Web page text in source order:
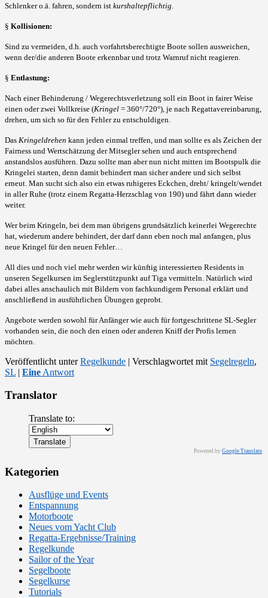
Schlenker o.ä. fahren, sondern ist kurshaltepflichtig
§ Kollisionen:
Sind zu vermeiden, d.h. auch vorfahrtsberechtigte Boote sollen ausweichen,
wenn der/die anderen Boote erkennbar und trotz Warnruf nicht reagieren.
§ Entlastung:
Nach einer Behinderung / Wegerechtsverletzung soll ein Boot in fairer Weise
einen oder zwei Vollkreise (Kringel = 360°/720°), je nach Regattavereinbarung,
drehen, um sich so für den Fehler zu entschuldigen.
Das Kringeldrehen kann jeden einmal treffen, und man sollte es als Zeichen der
Fairness und Wertschätzung der Mitsegler sehen und auch entsprechend
anstandslos ausführen. Dazu sollte man aber nun nicht mitten im Bootspulk die
Kringelei starten, denn damit behindert man sicher andere und sich selbst
erneut. Man sucht sich also ein etwas ruhigeres Eckchen, dreht/ kringelt/wendet
in aller Ruhe (trotz einem Regatta-Herzschlag von 190) und fährt dann wieder
weiter.
Wer beim Kringeln, bei dem man übrigens grundsätzlich keinerlei Wegerechte
hat, wiederum andere behindert, der darf dann eben noch mal anfangen, plus
neue Kringel für den neuen Fehler…
All dies und noch viel mehr werden wir künftig interessierten Residents in
unseren Segelkursen im Seglerstützpunkt auf Tiga vermitteln. Natürlich wird
dabei alles anschaulich mit Bildern von fachkundigem Personal erklärt und
anschließend in ausführlichen Übungen geprobt.
Angebote werden sowohl für Anfänger wie auch für fortgeschrittene SL-Segler
vorhanden sein, die noch den einen oder anderen Kniff der Profis lernen
möchten.
Veröffentlicht unter Regelkunde | Verschlagwortet mit Segelregeln,
SL | Eine Antwort
Translator
Translate to:
Powered by Google Translate.
Kategorien
Ausflüge und Events
Entspannung
Motorboote
Neues vom Yacht Club
Regatta-Ergebnisse/Training
Regelkunde
Sailor of the Year
Segelboote
Segelkurse
Tutorials